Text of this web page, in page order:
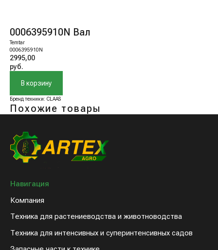
0006395910N Вал
Temtar
0006395910N
2995,00
руб.
В корзину
Бренд техники: CLAAS
Похожие товары
Навигация
Клиентам
Компания
Техника для растениеводства и животноводства
Оплата и доставка
8 (800) 234-31-54
sales@artex-agro.com
Запасные части к технике
Дилерам
Контакты